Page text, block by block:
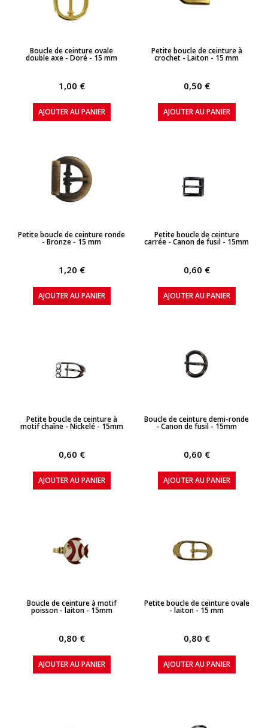
APERÇU RAPIDE
Boucle de ceinture ovale
double axe - Doré - 15 mm
1,00 €
AJOUTER AU PANIER
APERÇU RAPIDE
Petite boucle de ceinture à
crochet - Laiton - 15 mm
0,50 €
AJOUTER AU PANIER
APERÇU RAPIDE
Petite boucle de ceinture ronde
- Bronze - 15 mm
1,20 €
AJOUTER AU PANIER
APERÇU RAPIDE
Petite boucle de ceinture
carrée - Canon de fusil - 15mm
0,60 €
AJOUTER AU PANIER
APERÇU RAPIDE
Petite boucle de ceinture à
motif chaîne - Nickelé - 15mm
0,60 €
AJOUTER AU PANIER
APERÇU RAPIDE
Boucle de ceinture demi-ronde
- Canon de fusil - 15mm
0,60 €
AJOUTER AU PANIER
APERÇU RAPIDE
Boucle de ceinture à motif
poisson - laiton - 15mm
0,80 €
AJOUTER AU PANIER
APERÇU RAPIDE
Petite boucle de ceinture ovale
- laiton - 15 mm
0,80 €
AJOUTER AU PANIER